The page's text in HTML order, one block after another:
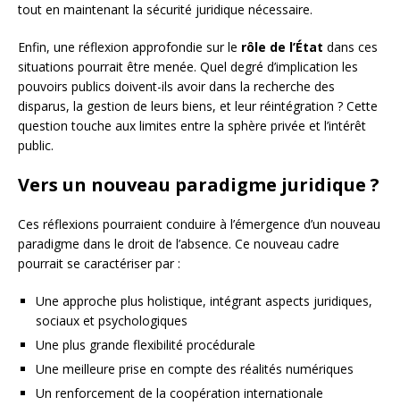
tout en maintenant la sécurité juridique nécessaire.
Enfin, une réflexion approfondie sur le rôle de l’État dans ces
situations pourrait être menée. Quel degré d’implication les
pouvoirs publics doivent-ils avoir dans la recherche des
disparus, la gestion de leurs biens, et leur réintégration ? Cette
question touche aux limites entre la sphère privée et l’intérêt
public.
Vers un nouveau paradigme juridique ?
Ces réflexions pourraient conduire à l’émergence d’un nouveau
paradigme dans le droit de l’absence. Ce nouveau cadre
pourrait se caractériser par :
Une approche plus holistique, intégrant aspects juridiques,
sociaux et psychologiques
Une plus grande flexibilité procédurale
Une meilleure prise en compte des réalités numériques
Un renforcement de la coopération internationale